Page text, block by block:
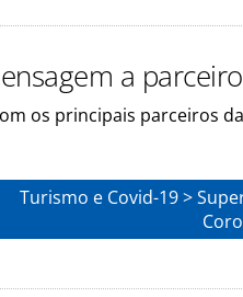
a
os principais parceiros da
Turismo e Covid-19 >